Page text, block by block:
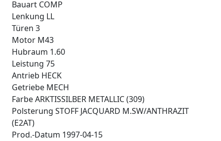
Bauart COMP
Lenkung LL
Türen 3
Motor M43
Hubraum 1.60
Leistung 75
Antrieb HECK
Getriebe MECH
Farbe ARKTISSILBER METALLIC (309)
Polsterung STOFF JACQUARD M.SW/ANTHRAZIT
(E2AT)
Prod.-Datum 1997-04-15